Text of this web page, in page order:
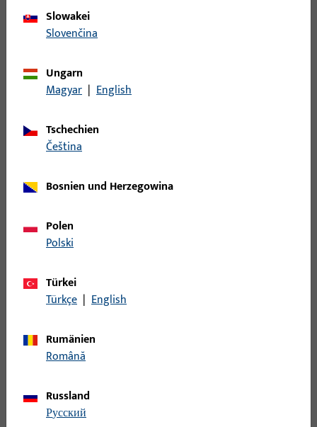
Öffnungsbegrenzung
Pilzkopfkippschließplatte
Profile
Rastplatte
Riegelbock
Scherenlager
Schiene
Schließleiste
Schließplatte
Schwinglager
Spaltlüftung
Sperrbügel
Steuerteil mechanisch
Slowakei
Slovenčina
Ungarn
Magyar | English
Tschechien
čeština
Bosnien und Herzegowina
Polen
Polski
Türkei
Türkçe | English
Rumänien
Română
Russland
русский